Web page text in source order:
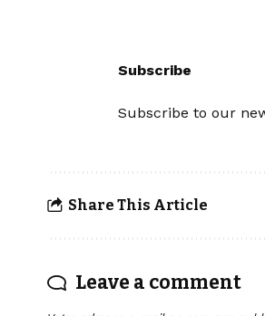
Subscribe
Subscribe to our
Share This Article
Leave a comment